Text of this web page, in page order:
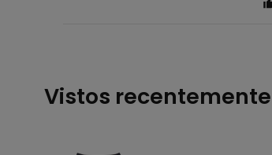
Vistos recentemente